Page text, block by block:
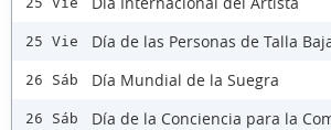
25 Vie Día de las Personas de Talla
26 Sáb Día Mundial de la Suegra
26 Sáb Día de la Conciencia para la